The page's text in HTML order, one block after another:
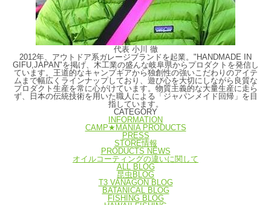
代表 小川 徹
2012年、アウトドア系ガレージブランドを起業。"HANDMADE IN
GIFU,JAPAN"を掲げ、木工業の盛んな岐阜県からプロダクトを発信し
ています。王道的なキャンプギアから独創性の強いこだわりのアイテ
ムまで幅広くラインナップしており、遊び心を大切にしながら良質な
プロダクト生産を常に心がけています。物質主義的な大量生産に走ら
ず、日本の伝統技術を用いた職人による「ジャパンメイド回帰」を目
指しています。
CATEGORY
INFORMATION
CAMP★MANIA PRODUCTS
PRESS
STORE情報
PRODUCTS NEWS
オイルコーティングの違いに関して
ALL BLOG
昆虫BLOG
T3 VANAGON BLOG
BATANICAL BLOG
FISHING BLOG